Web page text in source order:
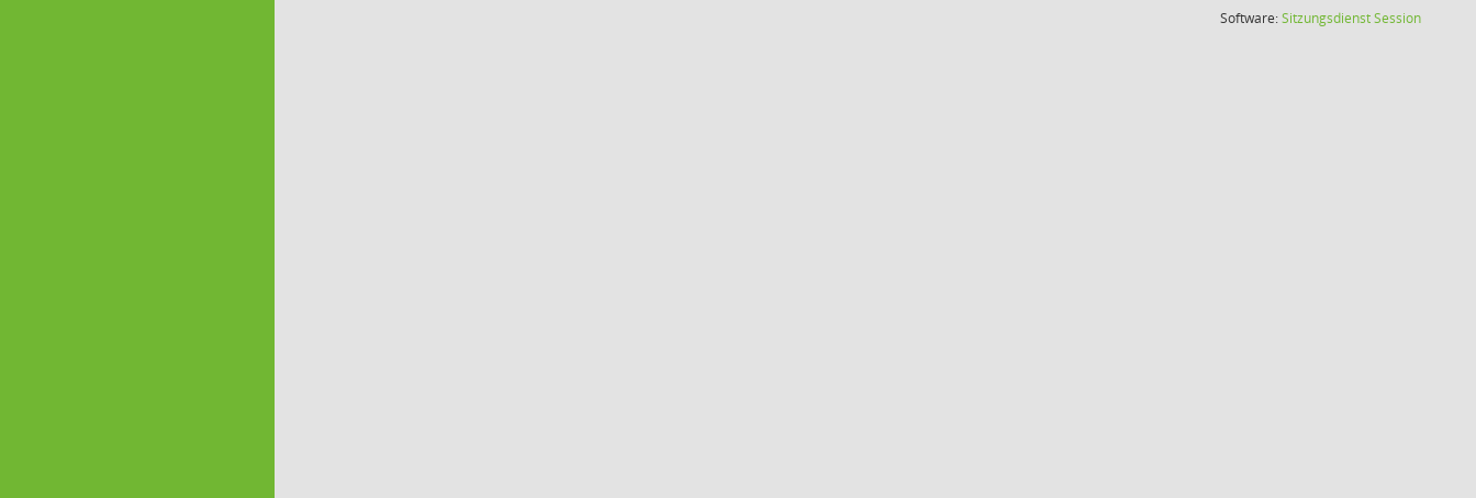
Software:SitzungsdienstSession(Wird in